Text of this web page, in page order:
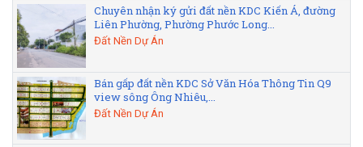
Chuyên nhận ký gửi đất nền KDC Kiến Á, đường
Liên Phường, Phường Phước Long...
Đất Nền Dự Án
Bán gấp đất nền KDC Sở Văn Hóa Thông Tin Q9
view sông Ông Nhiêu,...
Đất Nền Dự Án